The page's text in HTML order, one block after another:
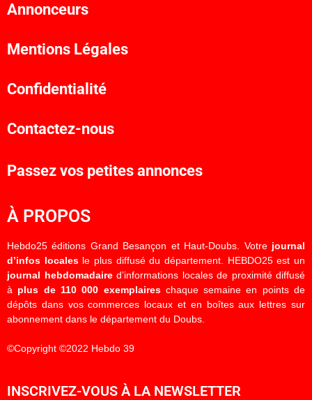
Annonceurs
Mentions Légales
Confidentialité
Contactez-nous
Passez vos petites annonces
À PROPOS
Hebdo25 éditions Grand Besançon et Haut-Doubs. Votre journal
d’infos localesle plus diffusé du département. HEBDO25 est un
journal hebdomadaired’informations locales de proximité diffusé
à plus de 110 000 exemplaireschaque semaine en points de
dépôts dans vos commerces locaux et en boîtes aux lettres sur
abonnement dans le département du Doubs.
©Copyright ©2022 Hebdo 39
INSCRIVEZ-VOUS À LA NEWSLETTER